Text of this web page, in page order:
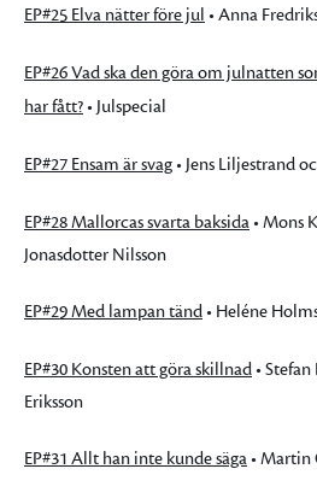
EP#25 Elva nätter före jul • Anna
EP#26 Vad ska den göra om julnatten
har fått?• Julspecial
EP#27 Ensam är svag• Jens Liljestrand
EP#28 Mallorcas svarta baksida• Mons
Jonasdotter Nilsson
EP#29 Med lampan tänd• Heléne
EP#30 Konsten att göra skillnad•
Eriksson
EP#31 Allt han inte kunde säga• Martin